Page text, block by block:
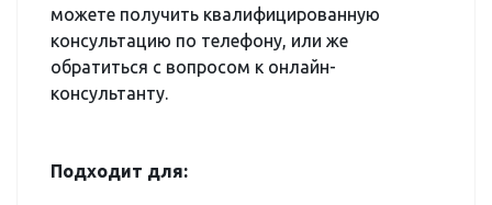
можете получить квалифицированную
консультацию по телефону, или же
обратиться с вопросом к онлайн-
консультанту.
Подходит для: